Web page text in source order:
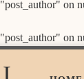
on
on